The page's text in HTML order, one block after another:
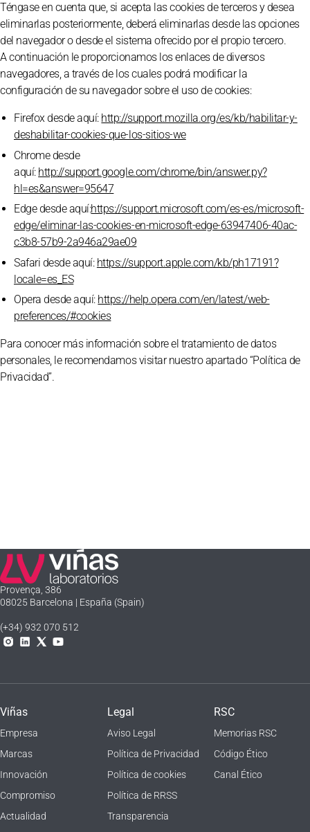
Téngase en cuenta que, si acepta las cookies de terceros y desea
eliminarlas posteriormente, deberá eliminarlas desde las opciones
del navegador o desde el sistema ofrecido por el propio tercero.
A continuación le proporcionamos los enlaces de diversos
navegadores, a través de los cuales podrá modificar la
configuración de su navegador sobre el uso de cookies:
Firefox desde aquí: http://support.mozilla.org/es/kb/habilitar-y-
deshabilitar-cookies-que-los-sitios-we
Chrome desde
aquí: http://support.google.com/chrome/bin/answer.py?
hl=es&answer=95647
Edge desde aquí:https://support.microsoft.com/es-es/microsoft-
edge/eliminar-las-cookies-en-microsoft-edge-63947406-40ac-
c3b8-57b9-2a946a29ae09
Safari desde aquí: https://support.apple.com/kb/ph17191?
locale=es_ES
Opera desde aquí: https://help.opera.com/en/latest/web-
preferences/#cookies
Para conocer más información sobre el tratamiento de datos
personales, le recomendamos visitar nuestro apartado “Política de
Privacidad”.
Laboratorios Viñas
Provença, 386
08025 Barcelona | España (Spain)
(+34) 932 070 512
Instagram
Linkedln
X YouTube
Viñas
Empresa
Marcas
Innovación
Compromiso
Actualidad
Legal
Aviso Legal
Política de Privacidad
Política de cookies
Política de RRSS
Transparencia
RSC
Memorias RSC
Código Ético
Canal Ético